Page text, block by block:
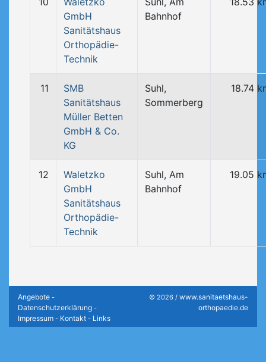
GmbH
Sanitätshaus
Orthopädie-
Technik
Bahnhof
11
SMB
Sanitätshaus
Müller Betten
GmbH & Co.
KG
Suhl,
Sommerberg
18.74
12
Waletzko
GmbH
Sanitätshaus
Orthopädie-
Technik
Suhl, Am
Bahnhof
19.05
Angebote -
Datenschutzerklärung -
Impressum - Kontakt - Links
© 2026 / www.sanitaetshaus-
orthopaedie.de